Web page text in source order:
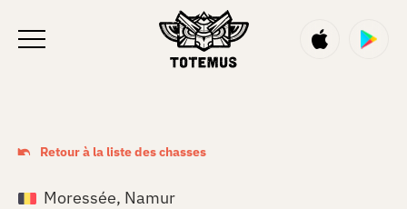
Retour à la liste des chasses
Moressée, Namur